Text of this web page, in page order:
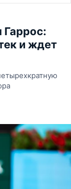
Гаррос:
и ждет